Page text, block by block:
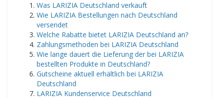
​Was LARIZIA Deutschland verkauft
Wie LARIZIA Bestellungen nach Deutschland
versendet
Welche Rabatte bietet LARIZIA Deutschland an?
Zahlungsmethoden bei LARIZIA Deutschland
Wie lange dauert die Lieferung der bei LARIZIA
bestellten Produkte in Deutschland?
Gutscheine aktuell erhältlich bei LARIZIA
Deutschland
LARIZIA Kundenservice Deutschland